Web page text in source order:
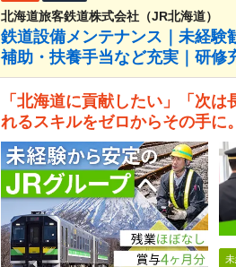
北海道旅客鉄道株式会社（JR北海道）
鉄道設備メンテナンス｜未経験
補助・扶養手当など充実｜研修
「北海道に貢献したい」「次
れるスキルをゼロからその手に。